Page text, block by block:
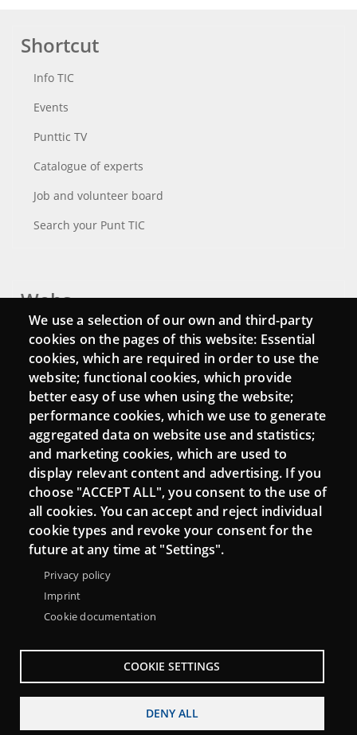
Shortcut
Info TIC
Events
Punttic TV
Catalogue of experts
Job and volunteer board
Search your Punt TIC
Webs
Login
Mattermost Punt TIC
Moodle CampusLab
Connect
Contact
Newsletters
We use a selection of our own and third-party
cookies on the pages of this website: Essential
cookies, which are required in order to use the
website; functional cookies, which provide
better easy of use when using the website;
performance cookies, which we use to generate
aggregated data on website use and statistics;
and marketing cookies, which are used to
display relevant content and advertising. If you
choose "ACCEPT ALL", you consent to the use of
all cookies. You can accept and reject individual
cookie types and revoke your consent for the
future at any time at "Settings".
Privacy policy
Imprint
Cookie documentation
COOKIE SETTINGS
DENY ALL